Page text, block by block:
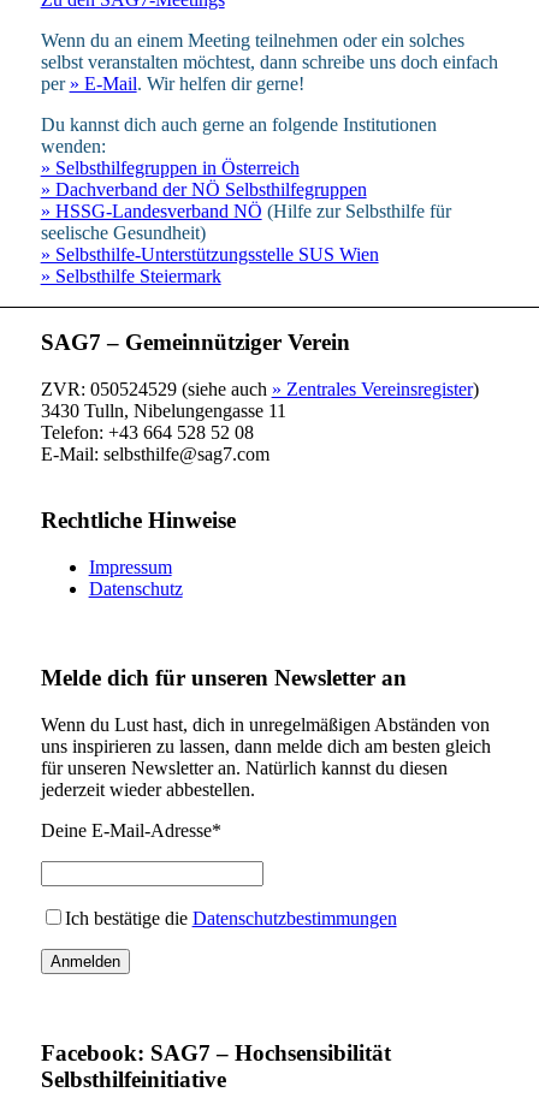
Wenn du an einem Meeting teilnehmen oder ein solches
selbst veranstalten möchtest, dann schreibe uns doch einfach
per » E-Mail. Wir helfen dir gerne!
Du kannst dich auch gerne an folgende Institutionen
wenden:
» Selbsthilfegruppen in Österreich
» Dachverband der NÖ Selbsthilfegruppen
» HSSG-Landesverband NÖ (Hilfe zur Selbsthilfe für
seelische Gesundheit)
» Selbsthilfe-Unterstützungsstelle SUS Wien
» Selbsthilfe Steiermark
SAG7 – Gemeinnütziger Verein
ZVR: 050524529 (siehe auch » Zentrales Vereinsregister)
3430 Tulln, Nibelungengasse 11
Telefon: +43 664 528 52 08
E-Mail: selbsthilfe@sag7.com
Rechtliche Hinweise
Impressum
Datenschutz
Melde dich für unseren Newsletter an
Wenn du Lust hast, dich in unregelmäßigen Abständen von
uns inspirieren zu lassen, dann melde dich am besten gleich
für unseren Newsletter an. Natürlich kannst du diesen
jederzeit wieder abbestellen.
Deine E-Mail-Adresse*
Ich bestätige die Datenschutzbestimmungen
Facebook: SAG7 – Hochsensibilität
Selbsthilfeinitiative